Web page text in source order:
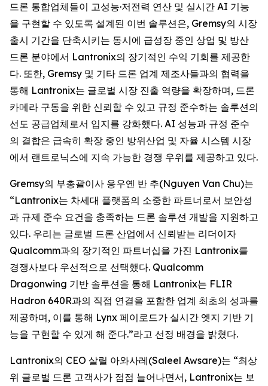
드론 통합업체들이 고성능·저전력 연산 및 실시간 AI 기능
을 구현할 수 있도록 설계된 이번 솔루션은, Gremsy의 시장
출시 기간을 단축시키는 동시에 급성장 중인 상업 및 방산
드론 분야에서 Lantronix의 장기적인 수익 기회를 제공한
다. 또한, Gremsy 및 기타 드론 업계 제조사들과의 협력을
통해 Lantronix는 글로벌 시장 진출 역량을 확장하며, 드론
카메라 구동을 위한 신뢰할 수 있고 규정 준수하는 솔루션의
선도 공급업체로서 입지를 강화했다. AI 성능과 규정 준수
의 결합은 급속히 확장 중인 방위산업 및 자율 시스템 시장
에서 랜트로닉스에 지속 가능한 경쟁 우위를 제공하고 있다.
Gremsy의 부총괄이사 응우옌 반 추(Nguyen Van Chu)는
“Lantronix는 차세대 플랫폼의 소중한 파트너로서 보안성
과 규제 준수 요건을 충족하는 드론 솔루션 개발을 지원하고
있다. 우리는 글로벌 드론 산업에서 신뢰받는 리더이자
Qualcomm과의 장기적인 파트너십을 가진 Lantronix를
경쟁사보다 우선적으로 선택했다. Qualcomm
Dragonwing 기반 솔루션을 통해 Lantronix는 FLIR
Hadron 640R과의 직접 연결을 포함한 업계 최초의 성과를
제공하며, 이를 통해 Lynx 페이로드가 실시간 엣지 기반 기
능을 구현할 수 있게 해 준다.”라고 선정 배경을 밝혔다.
Lantronix의 CEO 살릴 아와사레(Saleel Awsare)는 “최상
위 글로벌 드론 고객사가 점점 늘어나면서, Lantronix는 보